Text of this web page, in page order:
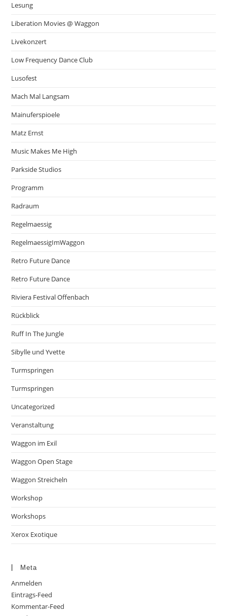
Lesung
Liberation Movies @ Waggon
Livekonzert
Low Frequency Dance Club
Lusofest
Mach Mal Langsam
Mainuferspioele
Matz Ernst
Music Makes Me High
Parkside Studios
Programm
Radraum
Regelmaessig
RegelmaessigImWaggon
Retro Future Dance
Retro Future Dance
Riviera Festival Offenbach
Rückblick
Ruff In The Jungle
Sibylle und Yvette
Turmspringen
Turmspringen
Uncategorized
Veranstaltung
Waggon im Exil
Waggon Open Stage
Waggon Streicheln
Workshop
Workshops
Xerox Exotique
Meta
Anmelden
Eintrags-Feed
Kommentar-Feed